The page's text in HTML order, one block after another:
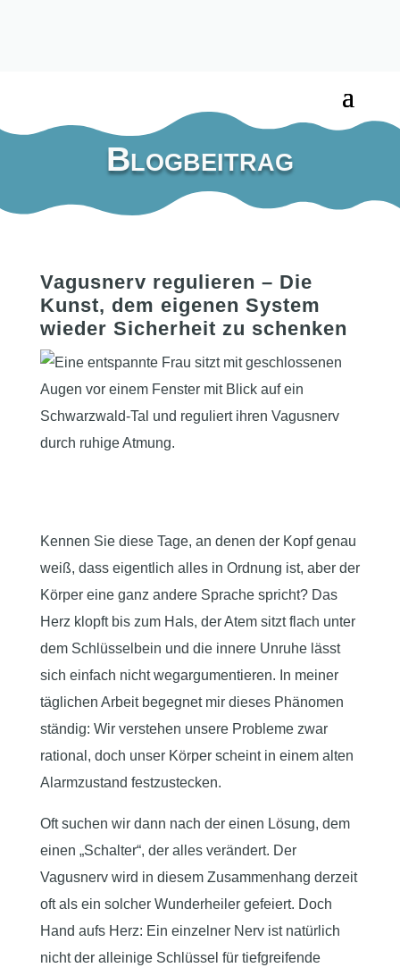
Blogbeitrag
Vagusnerv regulieren – Die
Kunst, dem eigenen System
wieder Sicherheit zu schenken
Kennen Sie diese Tage, an denen der Kopf genau
weiß, dass eigentlich alles in Ordnung ist, aber der
Körper eine ganz andere Sprache spricht? Das
Herz klopft bis zum Hals, der Atem sitzt flach unter
dem Schlüsselbein und die innere Unruhe lässt
sich einfach nicht wegargumentieren. In meiner
täglichen Arbeit begegnet mir dieses Phänomen
ständig: Wir verstehen unsere Probleme zwar
rational, doch unser Körper scheint in einem alten
Alarmzustand festzustecken.
Oft suchen wir dann nach der einen Lösung, dem
einen „Schalter“, der alles verändert. Der
Vagusnerv wird in diesem Zusammenhang derzeit
oft als ein solcher Wunderheiler gefeiert. Doch
Hand aufs Herz: Ein einzelner Nerv ist natürlich
nicht der alleinige Schlüssel für tiefgreifende